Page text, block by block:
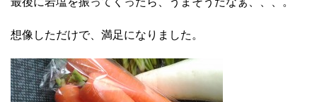
想像しただけで、満足になりました。